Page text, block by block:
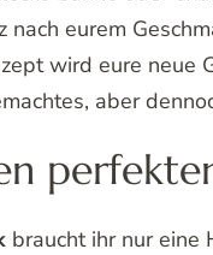
eurem
wird eure neue
aber
braucht ihr nur eine